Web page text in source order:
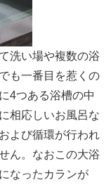
洗い場や複数の浴
も一番目を惹くの
4つある浴槽の中
相応しいお風呂な
よび循環が行われ
ん。なおこの大浴
なったカランが